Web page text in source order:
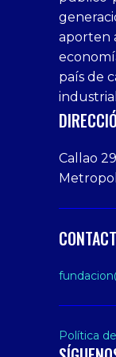
veren
siteler
1xbet
deneme
bonusu
veren
1xbet
giriş
tarafbet
giriş
bonusu
veren
siteler
webcam
Cumshots
Tits
Free
Amateur
Porn
Xxx
Indian
Big
Butt
sex
From
Step
siteler
aporten
país de
Callao
Política